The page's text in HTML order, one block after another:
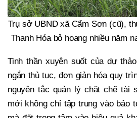
Trụ sở UBND xã Cẩm Sơn (cũ),
Thanh Hóa bỏ hoang nhiều năm
Tinh thần xuyên suốt của dự
ngắn thủ tục, đơn giản hóa quy
nguyên tắc quản lý chặt chẽ tài
mới không chỉ tập trung vào bảo